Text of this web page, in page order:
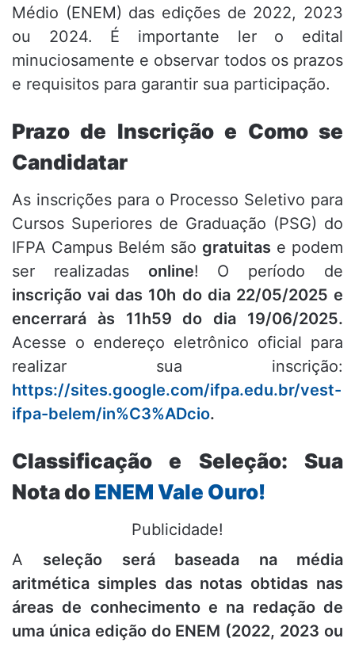
Médio (ENEM) das edições de 2022, 2023
ou 2024. É importante ler o edital
minuciosamente e observar todos os prazos
e requisitos para garantir sua participação.
Prazo de Inscrição e Como se
Candidatar
As inscrições para o Processo Seletivo para
Cursos Superiores de Graduação (PSG) do
IFPA Campus Belém são gratuitas e podem
ser realizadas online! O período de
inscrição vai das 10h do dia 22/05/2025 e
encerrará às 11h59 do dia 19/06/2025.
Acesse o endereço eletrônico oficial para
realizar sua inscrição:
https://sites.google.com/ifpa.edu.br/vest-
ifpa-belem/in%C3%ADcio.
Classificação e Seleção: Sua
Nota doENEM Vale Ouro!
Publicidade!
A seleção será baseada na média
aritmética simples das notas obtidas nas
áreas de conhecimento e na redação de
uma única edição do ENEM (2022, 2023 ou